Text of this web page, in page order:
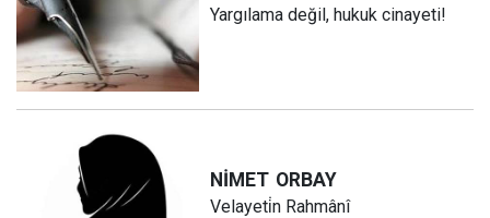
Yargılama değil, hukuk cinayeti!
NİMET ORBAY
Velayeti̇n Rahmânî